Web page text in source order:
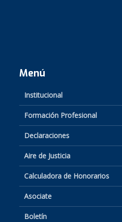
Menú
Institucional
Formación Profesional
Declaraciones
Aire de Justicia
Calculadora de Honorarios
Asociate
Boletín